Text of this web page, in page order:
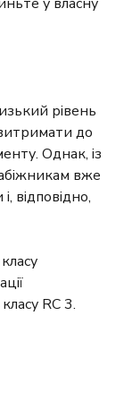
рівень
до
Однак, із
вже
відповідно,
RC 3.